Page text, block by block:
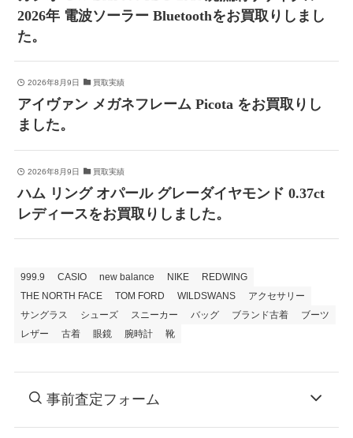
2026年 電波ソーラー Bluetoothをお買取りしまし
た。
2026年8月9日 買取実績
アイヴァン メガネフレーム Picota をお買取りし
ました。
2026年8月9日 買取実績
ハム リング オパール グレーダイヤモンド 0.37ct
レディースをお買取りしました。
999.9 CASIO new balance NIKE
REDWING
THE NORTH FACE
TOM FORD WILDSWANS
アクセサリー
サングラス
シューズ スニーカー バッグ ブランド古着
ブーツ
レザー
古着 眼鏡 腕時計 靴
事前査定フォーム